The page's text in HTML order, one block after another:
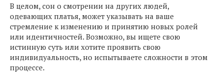
В целом, сон о смотрении на других людей,
одевающих платья, может указывать на ваше
стремление к изменению и принятию новых ролей
или идентичностей. Возможно, вы ищете свою
истинную суть или хотите проявить свою
индивидуальность, но испытываете сложности в этом
процессе.